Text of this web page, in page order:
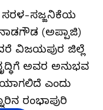
ಸಜ್ಜನಿಕೆಯ
(ಅಪ್ಪಾಜಿ)
ವಿಜಯಪುರ ಜಿಲ್ಲೆ
ಅವರ ಅನುಭವ
ಎಂದು
ರಂಭಾಪುರಿ